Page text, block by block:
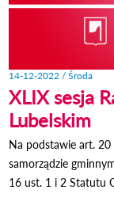
14-12-2022 / Środa
XLIX sesja
Lubelskim
Na podstawie art.
samorządzie
16 ust. 1 i 2 Statutu